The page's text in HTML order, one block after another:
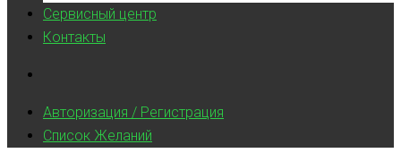
Сервисный центр
Контакты
Авторизация / Регистрация
Список Желаний